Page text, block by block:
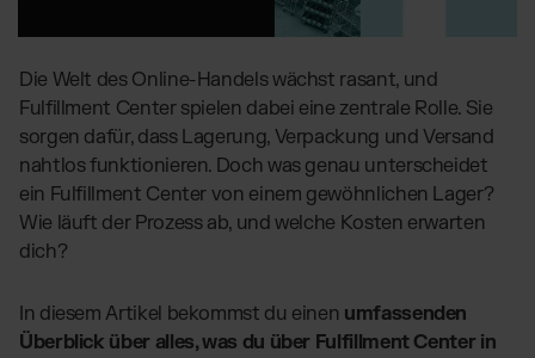
BRANCHENLÖSUNGEN:
Beauty & Kosmetik
Schmuck & Luxusprodukte
Supplements
Elektronikprodukte
Parfums & Düfte
Globales Fulfillment Netzwerk
Fulfillment Preisliste
Unsere Standard-Preisliste als Download
Ressourcen
Blog
Beiträge, Case Studies, News
Case Studies
Wie Kunden mit uns wachsen
Downloads
E-Books, Guides & Preislisten
Alle Antworten zu unseren Services
Kontakt DE
Die Welt des Online-Handels wächst rasant, und
Fulfillment Center spielen dabei eine zentrale Rolle. Sie
sorgen dafür, dass Lagerung, Verpackung und Versand
nahtlos funktionieren. Doch was genau unterscheidet
ein Fulfillment Center von einem gewöhnlichen Lager?
Wie läuft der Prozess ab, und welche Kosten erwarten
dich?
In diesem Artikel bekommst du einen umfassenden
Überblick über alles, was du über Fulfillment Center in